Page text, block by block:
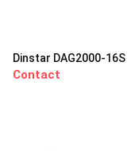
Dinstar DAG2000-16S
Contact